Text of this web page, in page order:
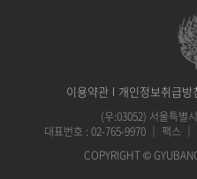
이용약관 개인정보취급방
(우:03052) 서울특별
대표번호 : 02-765-9970 팩스
COPYRIGHT ©